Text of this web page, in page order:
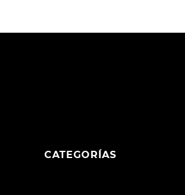
CATEGORÍAS